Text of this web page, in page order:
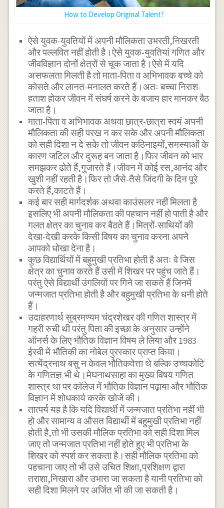
How to Develop Original Talent?
ऐसे युवक-युवतियों में अपनी मौलिकता उभरती,निखरती
और पल्लवित नहीं होती है।ऐसे युवक-युवतियां गणित और
जीवविज्ञान दोनों क्षेत्रों से चूक जाता है।ऐसे में यदि
असफलता मिलती है तो माता-पिता व अभिभावक बच्चे को
कोसते और लानत-मनालत करते हैं।अतः बच्चा निराश-
हताश होकर जीवन में संघर्ष करने के बजाय हार मानकर बैठ
जाता है।
माता-पिता व अभिभावक अथवा छात्र-छात्रा स्वयं अपनी
मौलिकता की सही परख न कर सके और अपनी मौलिकता
को सही दिशा न दे सके तो जीवन कठिनाइयों,समस्याओं के
कारण जटिल और दुरूह बन जाता है।फिर जीवन को भार
समझकर ढोते हैं,गुजारते हैं।जीवन में कोई रस,आनंद और
खुशी नहीं रहती है।फिर तो जैसे-तैसे जिंदगी के दिन पूरे
करते हैं,काटते हैं।
कई बार सही मार्गदर्शक अथवा काउंसलर नहीं मिलता है
इसलिए भी अपनी मौलिकता की पहचान नहीं हो पाती है और
गलत क्षेत्र का चुनाव कर बैठते हैं।मित्रों-साथियों की
देखा-देखी करके किसी विषय का चुनाव करना अपने
आपको धोखा देना है।
कुछ विद्यार्थियों में बहुमुखी प्रतिभा होती है अतः वे जिस
क्षेत्र का चुनाव करते हैं उसी में शिखर पर पहुंच जाते हैं।
परंतु ऐसे विद्यार्थी उंगलियों पर गिने जा सकते हैं जिनमें
जन्मजात प्रतिभा होती है और बहुमुखी प्रतिभा के धनी होते
हैं।
उदाहरणार्थ सुब्रमण्यम चंद्रशेखर की गणित शास्त्र में
गहरी रुची थी परंतु पिता की इच्छा के अनुसार उन्होंने
ऑनर्स के लिए भौतिक विज्ञान विषय ले लिया और 1983
ईस्वी में भौतिकी का नोबेल पुरस्कार प्राप्त किया।
सत्येंद्रनाथ बसु न केवल भौतिकवेत्ता थे बल्कि उच्चकोटि
के गणितज्ञ भी थे।मेघनाथसाहा का मुख्य विषय गणित
शास्त्र था पर कॉलेज में भौतिक विज्ञान पढ़ाया और भौतिक
विज्ञान में शोधकार्य करके खोजें की।
तात्पर्य यह है कि यदि विद्यार्थी में जन्मजात प्रतिभा नहीं भी
हो और सामान्य व औसत विद्यार्थी में बहुमुखी प्रतिभा नहीं
होती है,तो भी उसकी मौलिक प्रतिभा को सही दिशा मिल
जाए तो जन्मजात प्रतिभा नहीं होते हुए भी प्रतिभा के
शिखर को स्पर्श कर सकता है।सही मौलिक प्रतिभा को
पहचाना जाए तो भी उसे उचित शिक्षा,प्रशिक्षण द्वारा
तराशा,निखारा और उभारा जा सकता है यानी प्रतिभा को
सही दिशा मिलने पर अर्जित भी की जा सकती है।